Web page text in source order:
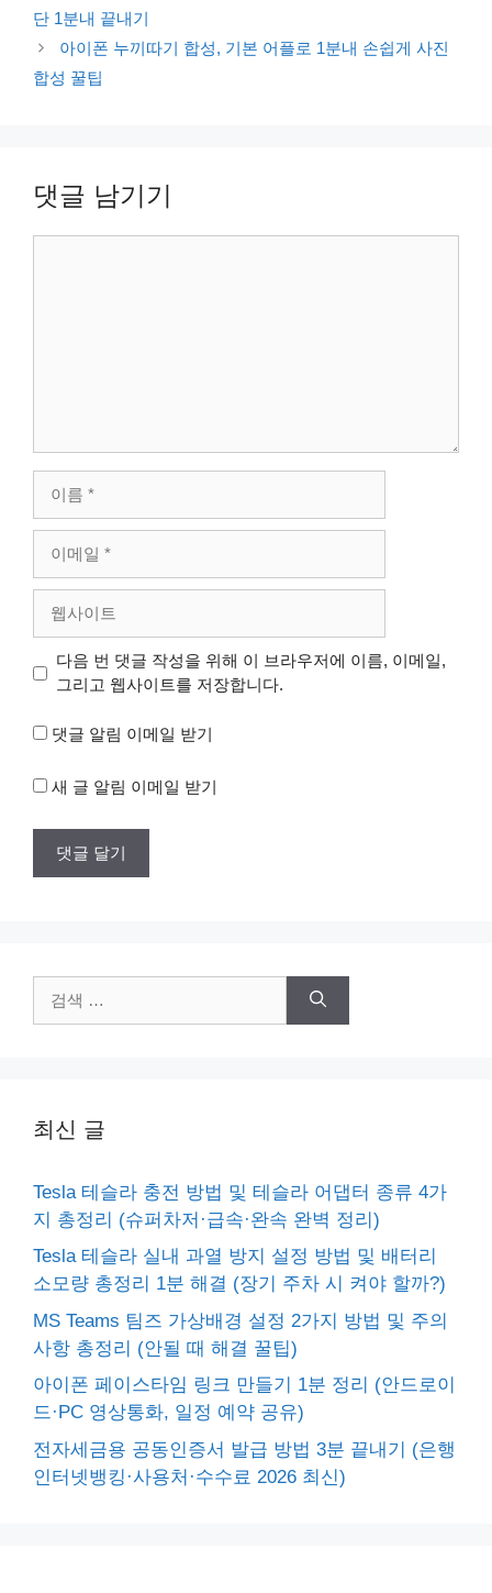
단 1분내 끝내기
아이폰 누끼따기 합성, 기본 어플로 1분내 손쉽게 사진
합성 꿀팁
댓글 남기기
일
트
다음 번 댓글 작성을 위해 이 브라우저에 이름, 이메일,
그리고 웹사이트를 저장합니다.
댓글 알림 이메일 받기
새 글 알림 이메일 받기
색:
최신 글
Tesla 테슬라 충전 방법 및 테슬라 어댑터 종류 4가
지 총정리 (슈퍼차저·급속·완속 완벽 정리)
Tesla 테슬라 실내 과열 방지 설정 방법 및 배터리
소모량 총정리 1분 해결 (장기 주차 시 켜야 할까?)
MS Teams 팀즈 가상배경 설정 2가지 방법 및 주의
사항 총정리 (안될 때 해결 꿀팁)
아이폰 페이스타임 링크 만들기 1분 정리 (안드로이
드·PC 영상통화, 일정 예약 공유)
전자세금용 공동인증서 발급 방법 3분 끝내기 (은행
인터넷뱅킹·사용처·수수료 2026 최신)